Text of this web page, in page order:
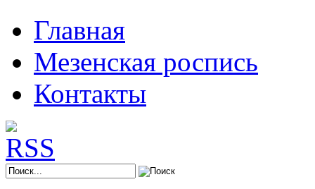
Главная
Мезенская роспись
Контакты